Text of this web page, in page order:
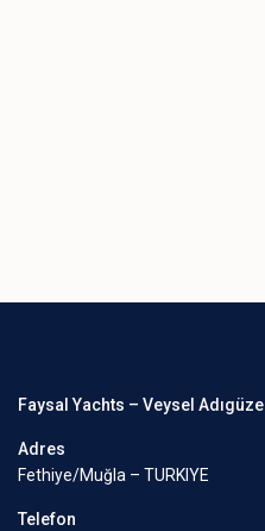
Faysal Yachts – Veysel Adıgüzel
Adres
Fethiye/Muğla – TURKIYE
Telefon